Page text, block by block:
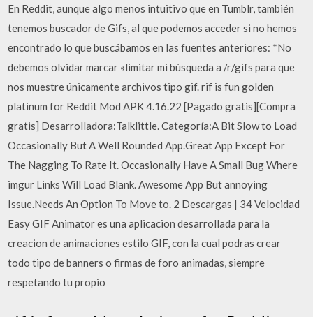
En Reddit, aunque algo menos intuitivo que en Tumblr, también
tenemos buscador de Gifs, al que podemos acceder si no hemos
encontrado lo que buscábamos en las fuentes anteriores: *No
debemos olvidar marcar «limitar mi búsqueda a /r/gifs para que
nos muestre únicamente archivos tipo gif. rif is fun golden
platinum for Reddit Mod APK 4.16.22 [Pagado gratis][Compra
gratis] Desarrolladora:Talklittle. Categoría:A Bit Slow to Load
Occasionally But A Well Rounded App.Great App Except For
The Nagging To Rate It. Occasionally Have A Small Bug Where
imgur Links Will Load Blank. Awesome App But annoying
Issue.Needs An Option To Move to. 2 Descargas | 34 Velocidad
Easy GIF Animator es una aplicacion desarrollada para la
creacion de animaciones estilo GIF, con la cual podras crear
todo tipo de banners o firmas de foro animadas, siempre
respetando tu propio